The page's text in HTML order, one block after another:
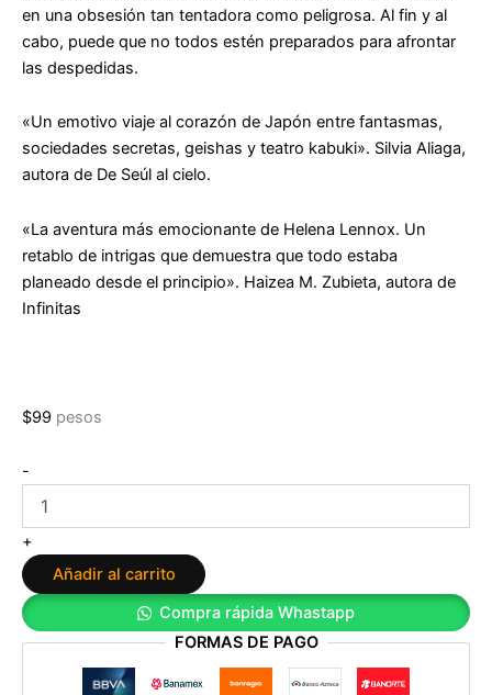
en una obsesión tan tentadora como peligrosa. Al fin y al
cabo, puede que no todos estén preparados para afrontar
las despedidas.
«Un emotivo viaje al corazón de Japón entre fantasmas,
sociedades secretas, geishas y teatro kabuki». Silvia Aliaga,
autora de De Seúl al cielo.
«La aventura más emocionante de Helena Lennox. Un
retablo de intrigas que demuestra que todo estaba
planeado desde el principio». Haizea M. Zubieta, autora de
Infinitas
$99 pesos
-
Lennox
El
incienso
los
de
Victoria
+
Añadir al carrito
Compra rápida Whastapp
FORMAS DE PAGO